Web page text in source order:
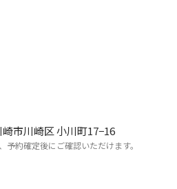
市川崎区 小川町17−16
予約確定後にご確認いただけます。